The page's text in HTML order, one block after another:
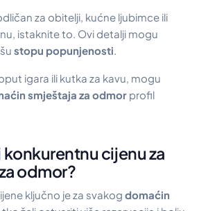
za obitelji, kućne ljubimce ili
istaknite to. Ovi detalji mogu
stopu popunjenosti
igara ili kutka za kavu, mogu
smještaja za odmor profil
cijenu za
odmor?
ključno je za svakog domaćin